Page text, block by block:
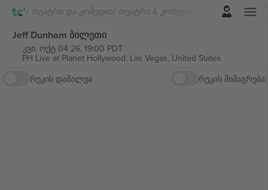
Თეატრი Და Კომედია Თეატრი & Კომედია Jeff Dunham
შესვლა
Jeff Dunham ბილეთი
კვი, ოქტ 04 26, 19:00 PDT
PH Live at Planet Hollywood, Las Vegas, United States
რუკის დამალვა
რუკის მიმაგრება